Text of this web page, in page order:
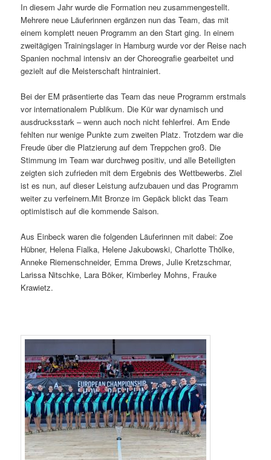
In diesem Jahr wurde die Formation neu zusammengestellt.
Mehrere neue Läuferinnen ergänzen nun das Team, das mit
einem komplett neuen Programm an den Start ging. In einem
zweitägigen Trainingslager in Hamburg wurde vor der Reise nach
Spanien nochmal intensiv an der Choreografie gearbeitet und
gezielt auf die Meisterschaft hintrainiert.
Bei der EM präsentierte das Team das neue Programm erstmals
vor internationalem Publikum. Die Kür war dynamisch und
ausdrucksstark – wenn auch noch nicht fehlerfrei. Am Ende
fehlten nur wenige Punkte zum zweiten Platz. Trotzdem war die
Freude über die Platzierung auf dem Treppchen groß. Die
Stimmung im Team war durchweg positiv, und alle Beteiligten
zeigten sich zufrieden mit dem Ergebnis des Wettbewerbs. Ziel
ist es nun, auf dieser Leistung aufzubauen und das Programm
weiter zu verfeinern.Mit Bronze im Gepäck blickt das Team
optimistisch auf die kommende Saison.
Aus Einbeck waren die folgenden Läuferinnen mit dabei: Zoe
Hübner, Helena Fialka, Helene Jakubowski, Charlotte Thölke,
Anneke Riemenschneider, Emma Drews, Julie Kretzschmar,
Larissa Nitschke, Lara Böker, Kimberley Mohns, Frauke
Krawietz.